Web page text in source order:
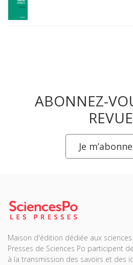
ABONNEZ-
Je m’abonne
Maison d'édition dédiée aux
Presses de Sciences Po participent
à la transmission des savoirs et des